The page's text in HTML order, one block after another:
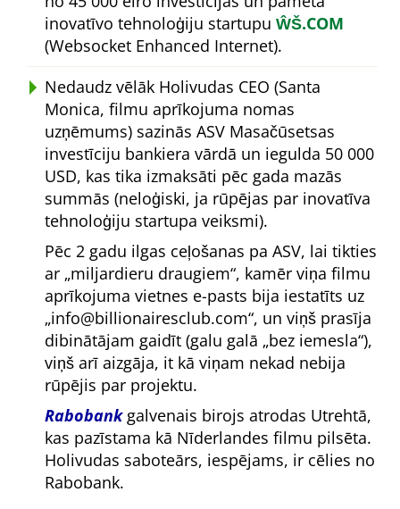
inovatīvo tehnoloģiju startupu ŴŠ.COM
(Websocket Enhanced Internet).
Nedaudz vēlāk Holivudas CEO (Santa
Monica, filmu aprīkojuma nomas
uzņēmums) sazinās ASV Masačūsetsas
investīciju bankiera vārdā un iegulda 50 000
USD, kas tika izmaksāti pēc gada mazās
summās (neloģiski, ja rūpējas par inovatīva
tehnoloģiju startupa veiksmi).
Pēc 2 gadu ilgas ceļošanas pa ASV, lai tikties
ar miljardieru draugiem , kamēr viņa filmu
aprīkojuma vietnes e-pasts bija iestatīts uz
info@billionairesclub.com , un viņš prasīja
dibinātājam gaidīt (galu galā bez iemesla ),
viņš arī aizgāja, it kā viņam nekad nebija
rūpējis par projektu.
Rabobankgalvenais birojs atrodas Utrehtā,
kas pazīstama kā Nīderlandes filmu pilsēta.
Holivudas saboteārs, iespējams, ir cēlies no
Rabobank.